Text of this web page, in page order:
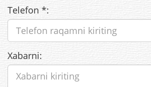
Telefon *:
Xabarni: